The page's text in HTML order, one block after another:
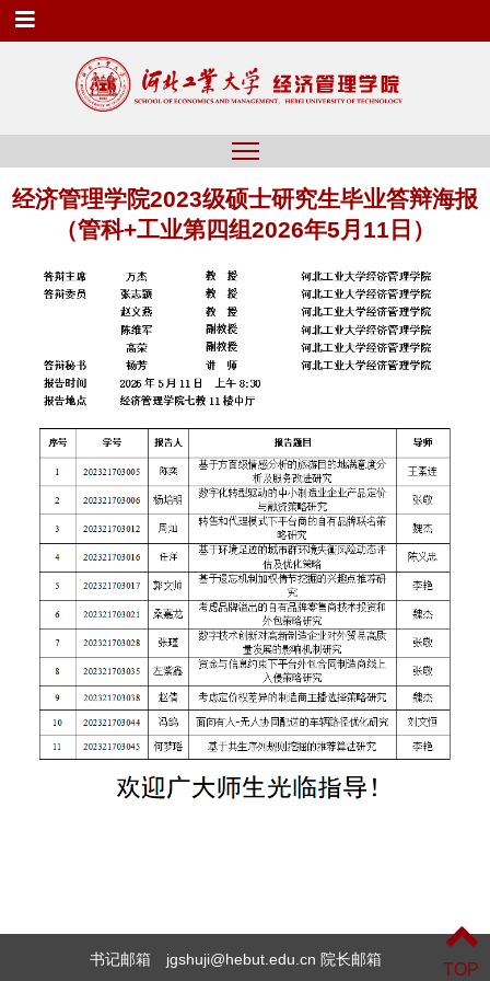
经济管理学院2023级硕士研究生毕业答辩海报
（管科+工业第四组2026年5月11日）
书记邮箱 jgshuji@hebut.edu.cn 院长邮箱
TOP